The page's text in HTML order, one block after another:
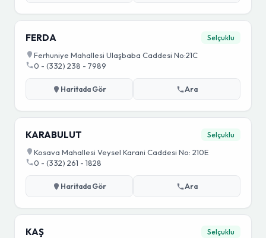
FERDA Selçuklu
Ferhuniye Mahallesi Ulaşbaba Caddesi No:21C
0 - (332) 238 - 7989
Haritada Gör Ara
KARABULUT Selçuklu
Kosava Mahallesi Veysel Karani Caddesi No: 210E
0 - (332) 261 - 1828
Haritada Gör Ara
KAŞ Selçuklu